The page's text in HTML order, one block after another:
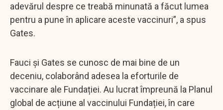
adevărul despre ce treabă minunată a făcut lumea
pentru a pune în aplicare aceste vaccinuri”, a spus
Gates.
Fauci și Gates se cunosc de mai bine de un
deceniu, colaborând adesea la eforturile de
vaccinare ale Fundației. Au lucrat împreună la Planul
global de acțiune al vaccinului Fundației, în care